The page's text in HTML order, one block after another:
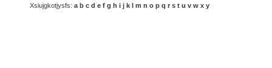
Xsiujgkotjysfs: a b c d e f g h i j k l m n o p q r s t u v w x y